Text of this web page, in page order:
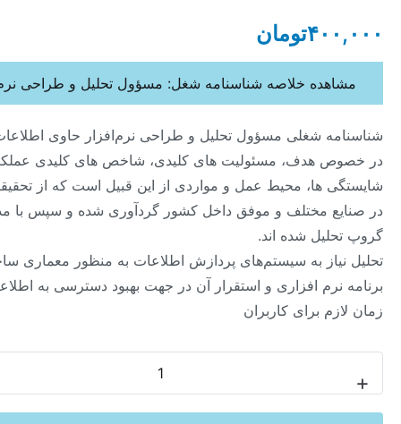
تومان
شغلی مسؤول تحلیل و طراحی نرم‌افزار حاوی اطلاعات جامعی
هدف، مسئولیت های کلیدی، شاخص های کلیدی عملکرد،
ها، محیط عمل و مواردی از این قبیل است که از تحقیقات میدانی
مختلف و موفق داخل کشور گردآوری شده و سپس با مدل هی
شده اند.
به سیستم‌های پردازش اطلاعات به منظور معماری ساختار
افزاری و استقرار آن در جهت بهبود دسترسی به اطلاعات در
برای کاربران
خلاصه شناسنامه شغل: مسؤول تحلیل و طراحی نرم‌افزار